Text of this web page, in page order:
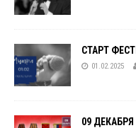
СТАРТ
01.02.2025
09 ДЕКАБРЯ